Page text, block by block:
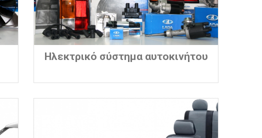
Ηλεκτρικό σύστημα αυτοκινήτου